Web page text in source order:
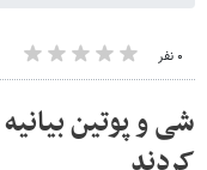
۰ نفر
شی و پوتین